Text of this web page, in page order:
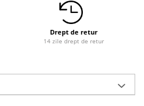
Drept de retur
14 zile drept de retur